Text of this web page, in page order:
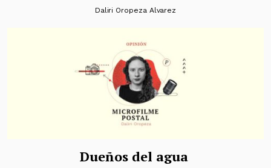
Daliri Oropeza Alvarez
Dueños del agua